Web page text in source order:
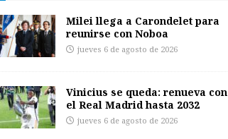
Milei llega a Carondelet para
reunirse con Noboa
jueves 6 de agosto de 2026
Vinicius se queda: renueva con
el Real Madrid hasta 2032
jueves 6 de agosto de 2026